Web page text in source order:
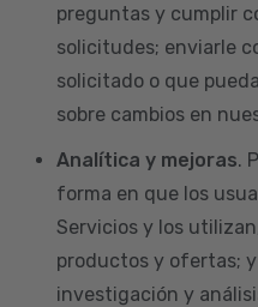
preguntas y cumplir
solicitudes; enviarle
solicitado o que
sobre cambios en
Analítica y mejoras.
forma en que los
Servicios y los
productos y ofertas;
investigación y